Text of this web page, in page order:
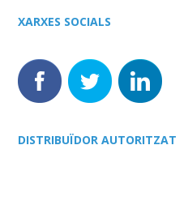
XARXES SOCIALS
DISTRIBUÏDOR AUTORITZAT